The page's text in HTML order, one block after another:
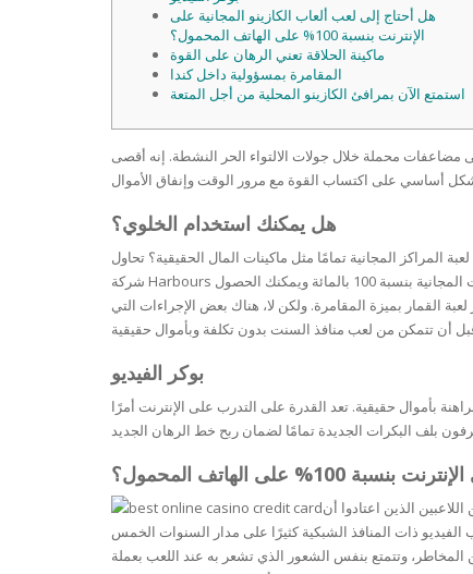
SERUM
FOAM
DAY
LIPS
EYE
NAIL
HAND
BARS
HAIR
ANTI-
HAIR
هل أحتاج إلى لعب ألعاب الكازينو المجانية على
الإنترنت بنسبة 100% على الهاتف المحمول؟
ماكينة الحلاقة تعني الرهان على القوة
المقامرة بمسؤولية داخل كندا
استمتع الآن بمرافئ الكازينو المحلية من أجل المتعة
هل يمكنك استخدام الخلوي؟
المراكز المجانية تمامًا مثل ماكينات المال الحقيقية؟ تحاول
شركة Harbours المجانية بنسبة 100% تجربة ماكينات القمار الرقمية للعب مجانًا، بدلاً من المراهنة بأموال حقيقية واحدة. تقدم المواقع الأفضل عددًا كبيرًا من حزم الدورات المجانية بنسبة 100 بالمائة ويمكنك الحصول
بمنافذ السنت عبر الإنترنت. من بين العديد من الأموال الحقيقية وألعاب الفيديو المجانية بنسبة 100 بالمائة، تتميز لعبة القمار بميزة المقامرة. ولكن لا، هناك بعض الإجراءات التي
بوكر الفيديو
بأموال حقيقية. تعد القدرة على التدرب على الإنترنت أمرًا
على الهاتف المحمول؟
الذين اعتادوا أن
ذات المنافذ الشبكية كثيرًا على مدار السنوات الخمس
المخاطر، وتتمتع بنفس الشعور الذي تشعر به عند اللعب بعملة